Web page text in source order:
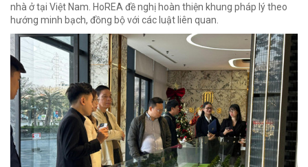
nhà ở tại Việt Nam. HoREA đề nghị hoàn thiện khung pháp lý theo
hướng minh bạch, đồng bộ với các luật liên quan.